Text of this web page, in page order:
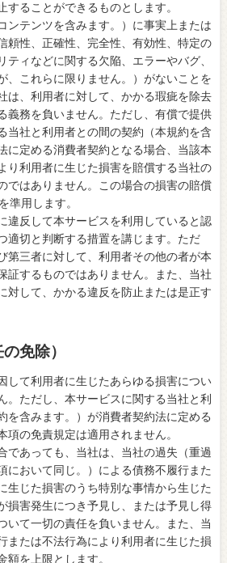
することができるものとします。
ンテンツを含みます。）に事実上または
頼性、正確性、完全性、有効性、特定の
ティなどに関する欠陥、エラーやバグ、
、これらに限りません。）がないことを
は、利用者に対して、かかる瑕疵を除去
義務を負いません。ただし、有償で提供
当社と利用者との間の契約（本規約を含
に定める消費者契約となる場合、当該本
り利用者に生じた損害を賠償する当社の
ではありません。この場合の損害の賠償
準用します。
違反して本サービスを利用していると認
適切と判断する措置を講じます。ただ
第三者に対して、利用者その他の者が本
証するものではありません。また、当社
対して、かかる違反を防止または是正す
免除）
して利用者に生じたあらゆる損害につい
。ただし、本サービスに関する当社と利
を含みます。）が消費者契約法に定める
項の免責規定は適用されません。
であっても、当社は、当社の過失（重過
において同じ。）による債務不履行また
生じた損害のうち特別な事情から生じた
損害発生につき予見し、または予見し得
いて一切の責任を負いません。また、当
または不法行為により利用者に生じた損
額を上限とします。